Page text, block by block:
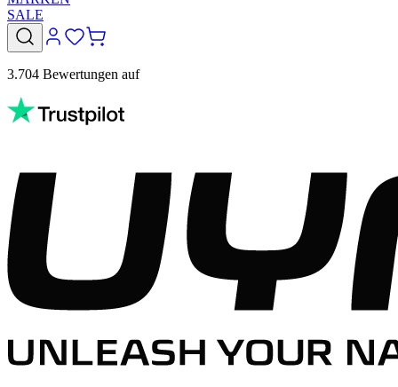
SALE
3.704 Bewertungen auf